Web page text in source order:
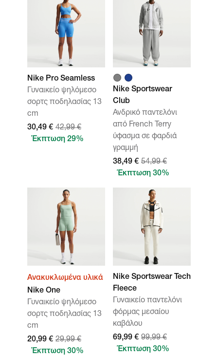
Nike Pro Seamless
Γυναικείο ψηλόμεσο
σορτς ποδηλασίας 13
cm
30,49 € 42,99 €
Έκπτωση 29%
Nike Sportswear
Club
Ανδρικό παντελόνι
από French Terry
ύφασμα σε φαρδιά
γραμμή
38,49 € 54,99 €
Έκπτωση 30%
Ανακυκλωμένα υλικά
Nike One
Γυναικείο ψηλόμεσο
σορτς ποδηλασίας 13
cm
20,99 € 29,99 €
Έκπτωση 30%
Nike Sportswear Tech
Fleece
Γυναικείο παντελόνι
φόρμας μεσαίου
καβάλου
69,99 € 99,99 €
Έκπτωση 30%